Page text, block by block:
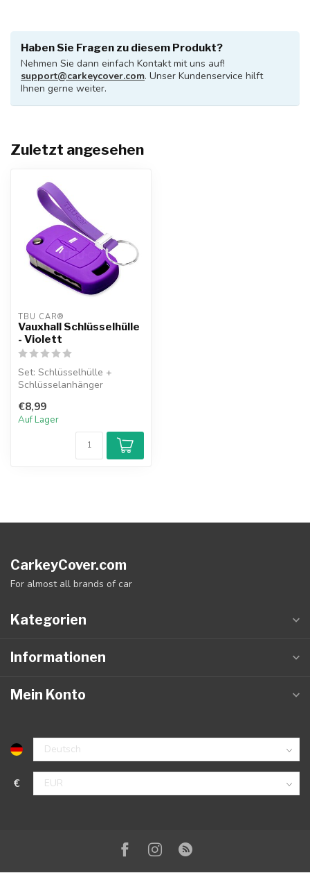
Haben Sie Fragen zu diesem Produkt?
Nehmen Sie dann einfach Kontakt mit uns auf!
support@carkeycover.com. Unser Kundenservice hilft
Ihnen gerne weiter.
Zuletzt angesehen
TBU CAR®
Vauxhall Schlüsselhülle
- Violett
Set: Schlüsselhülle +
Schlüsselanhänger
€8,99
Auf Lager
CarkeyCover.com
For almost all brands of car
Kategorien
Informationen
Mein Konto
€